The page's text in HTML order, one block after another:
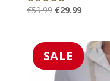
Gewaardeerd
5.00
€59.99 Oorspronkelijke
€59.99.
€29.99Huidige
€29.99.
SALE